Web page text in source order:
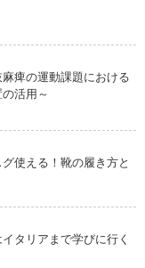
麻痺の運動課題における
活用～
使える！靴の履き方と
タリアまで学びに行く